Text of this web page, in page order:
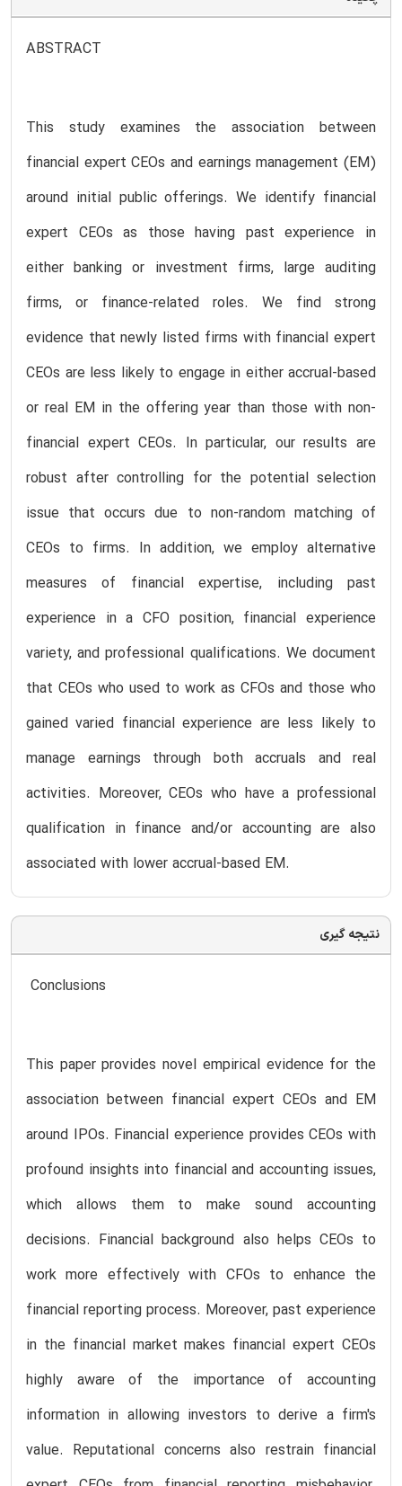
ABSTRACT
This study examines the association between
financial expert CEOs and earnings management (EM)
around initial public offerings. We identify financial
expert CEOs as those having past experience in
either banking or investment firms, large auditing
firms, or finance-related roles. We find strong
evidence that newly listed firms with financial expert
CEOs are less likely to engage in either accrual-based
or real EM in the offering year than those with non-
financial expert CEOs. In particular, our results are
robust after controlling for the potential selection
issue that occurs due to non-random matching of
CEOs to firms. In addition, we employ alternative
measures of financial expertise, including past
experience in a CFO position, financial experience
variety, and professional qualifications. We document
that CEOs who used to work as CFOs and those who
gained varied financial experience are less likely to
manage earnings through both accruals and real
activities. Moreover, CEOs who have a professional
qualification in finance and/or accounting are also
associated with lower accrual-based EM.
نتیجه گیری
Conclusions
This paper provides novel empirical evidence for the
association between financial expert CEOs and EM
around IPOs. Financial experience provides CEOs with
profound insights into financial and accounting issues,
which allows them to make sound accounting
decisions. Financial background also helps CEOs to
work more effectively with CFOs to enhance the
financial reporting process. Moreover, past experience
in the financial market makes financial expert CEOs
highly aware of the importance of accounting
information in allowing investors to derive a firm's
value. Reputational concerns also restrain financial